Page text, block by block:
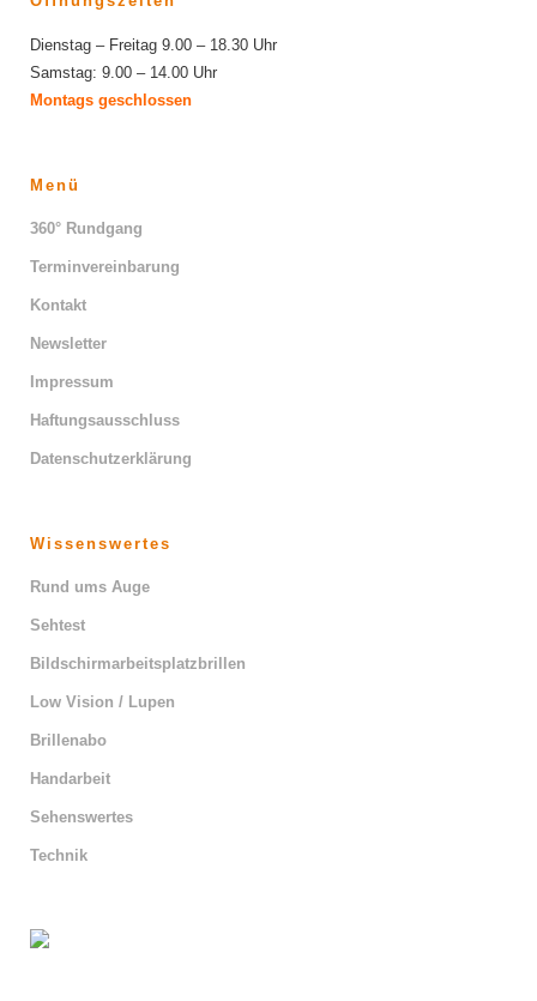
Dienstag – Freitag 9.00 – 18.30 Uhr
Samstag: 9.00 – 14.00 Uhr
Montags geschlossen
Menü
360° Rundgang
Terminvereinbarung
Kontakt
Newsletter
Impressum
Haftungsausschluss
Datenschutzerklärung
Wissenswertes
Rund ums Auge
Sehtest
Bildschirmarbeitsplatzbrillen
Low Vision / Lupen
Brillenabo
Handarbeit
Sehenswertes
Technik